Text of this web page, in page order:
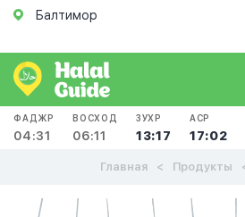
Балтимор
ФАДЖР
04:31
ВОСХОД
06:11
ЗУХР
13:17
АСР
17:02
Главная Продукты